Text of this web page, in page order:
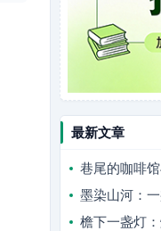
最新文章
巷尾的咖啡
墨染山河：
檐下一盏灯